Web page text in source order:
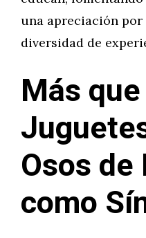
una apreciación
diversidad de
Más
Osos
como